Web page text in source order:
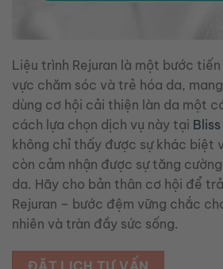
Liệu trình Rejuran là một bước
vực chăm sóc và trẻ hóa da,
dùng cơ hội cải thiện làn da một
cách lựa chọn dịch vụ này tại
không chỉ thấy được sự khác biệt
còn cảm nhận được sự tăng
da. Hãy cho bản thân cơ hội để
Rejuran – bước đệm vững chắc
nhiên và tràn đầy sức sống.